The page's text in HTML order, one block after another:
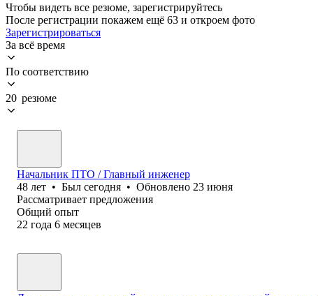
Чтобы видеть все резюме, зарегистрируйтесь
После регистрации покажем ещё 63 и откроем фото
Зарегистрироваться
За всё время
По соответствию
20 резюме
Начальник ПТО / Главный инженер
48 лет • Был сегодня • Обновлено 23 июня
Рассматривает предложения
Общий опыт
22 года 6 месяцев